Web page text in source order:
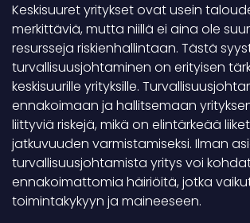
Keskisuuret yritykset ovat usein
merkittäviä, mutta niillä ei aina ole
resursseja riskienhallintaan. Tästä
turvallisuusjohtaminen on erityisen
keskisuurille yrityksille.
ennakoimaan ja hallitsemaan
liittyviä riskejä, mikä on elintärkeää
jatkuvuuden varmistamiseksi. Ilman
turvallisuusjohtamista yritys voi
ennakoimattomia häiriöitä, jotka
toimintakykyyn ja maineeseen.